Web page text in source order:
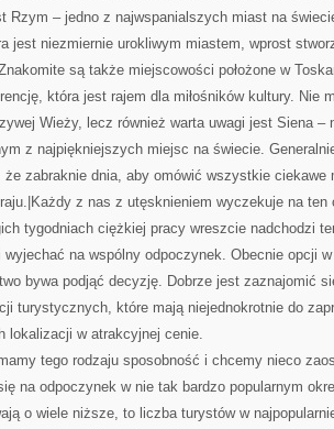
Rzym – jedno z najwspanialszych miast na
jest niezmiernie urokliwym miastem, wprost
są także miejscowości położone w
która jest rajem dla miłośników kultury. Nie
Wieży, lecz również warta uwagi jest Siena
z najpiękniejszych miejsc na świecie.
że zabraknie dnia, aby omówić wszystkie ciekawe
z nas z utęsknieniem wyczekuje na
tygodniach ciężkiej pracy wreszcie nadchodzi
wyjechać na wspólny odpoczynek. Obecnie opcji
bywa podjąć decyzję. Dobrze jest zaznajomić
turystycznych, które mają niejednokrotnie do
lokalizacji w atrakcyjnej cenie.
tego rodzaju sposobność i chcemy nieco
na odpoczynek w nie tak bardzo popularnym
o wiele niższe, to liczba turystów w